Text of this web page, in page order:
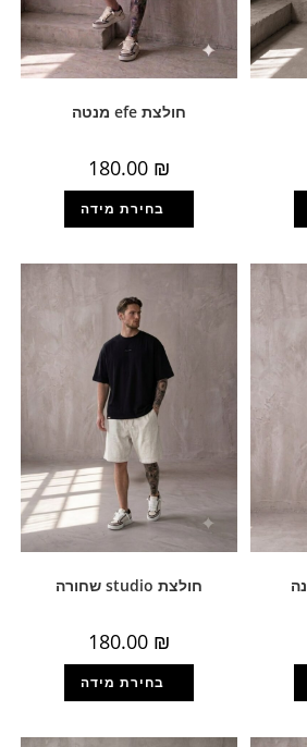
חולצת efe מנטה
180.00 ₪
חולצת studio שחורה
180.00 ₪